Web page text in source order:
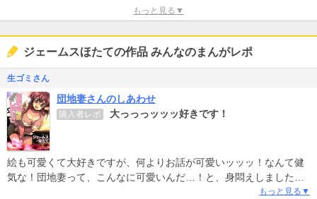
もっと見る▼
ジェームスほたての作品 みんなのまんがレポ
生ゴミさん
団地妻さんのしあわせ
購入者レポ 大っっっッッッ好きです！
絵も可愛くて大好きですが、何よりお話が可愛いッッッ！なんて健
気な！団地妻って、こんなに可愛いんだ…！と、身悶えしました。
独特の設定ですが、それがまた団地妻さんの切なさを煽ります。当
もっと見る▼